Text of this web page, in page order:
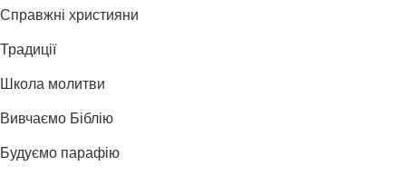
Справжні християни
Традиції
Школа молитви
Вивчаємо Біблію
Будуємо парафію